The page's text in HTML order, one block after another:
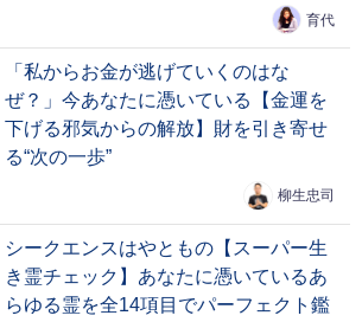
育代
「私からお金が逃げていくのはな
ぜ？」今あなたに憑いている【金運を
下げる邪気からの解放】財を引き寄せ
る“次の一歩”
柳生忠司
シークエンスはやともの【スーパー生
き霊チェック】あなたに憑いているあ
らゆる霊を全14項目でパーフェクト鑑